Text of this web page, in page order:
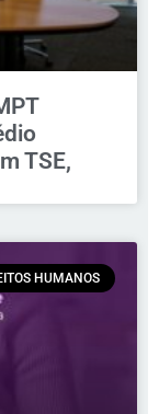
TSE,
HUMANOS